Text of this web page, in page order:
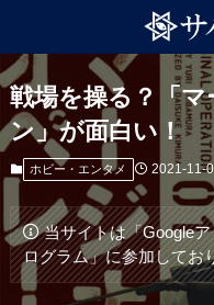
戦場を操る？「
ン」が面白い！
ホビー・エンタメ 2021-11-
当サイトは「Google
ログラム」に参加してお